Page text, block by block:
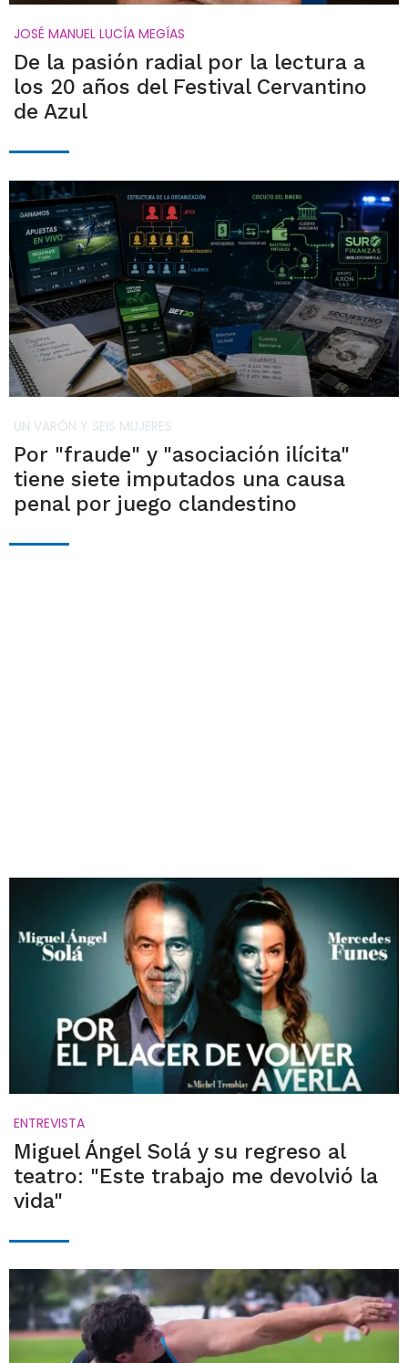
JOSÉ MANUEL LUCÍA MEGÍAS
De la pasión radial por la lectura a
los 20 años del Festival Cervantino
de Azul
UN VARÓN Y SEIS MUJERES
Por "fraude" y "asociación ilícita"
tiene siete imputados una causa
penal por juego clandestino
ENTREVISTA
Miguel Ángel Solá y su regreso al
teatro: "Este trabajo me devolvió la
vida"